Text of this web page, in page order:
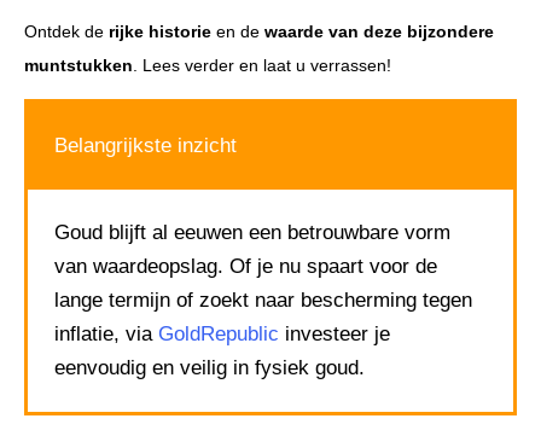
Ontdek de rijke historie en de waarde van deze bijzondere
muntstukken . Lees verder en laat u verrassen!
Belangrijkste inzicht
Goud blijft al eeuwen een betrouwbare vorm
van waardeopslag. Of je nu spaart voor de
lange termijn of zoekt naar bescherming tegen
inflatie, via GoldRepublic investeer je
eenvoudig en veilig in fysiek goud.